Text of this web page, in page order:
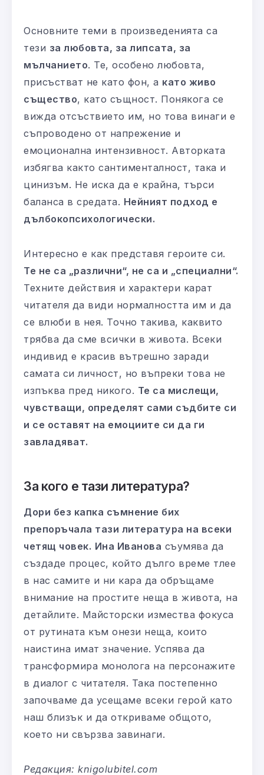
Основните теми в произведенията са
тези за любовта, за липсата, за
мълчанието. Те, особено любовта,
присъстват не като фон, а като живо
същество, като същност. Понякога се
вижда отсъствието им, но това винаги е
съпроводено от напрежение и
емоционална интензивност. Авторката
избягва както сантименталност, така и
цинизъм. Не иска да е крайна, търси
баланса в средата. Нейният подход е
дълбокопсихологически.
Интересно е как представя героите си.
Те не са „различни“, не са и „специални“.
Техните действия и характери карат
читателя да види нормалността им и да
се влюби в нея. Точно такива, каквито
трябва да сме всички в живота. Всеки
индивид е красив вътрешно заради
самата си личност, но въпреки това не
изпъква пред никого. Те са мислещи,
чувстващи, определят сами съдбите си
и се оставят на емоциите си да ги
завладяват.
За кого е тази литература?
Дори без капка съмнение бих
препоръчала тази литература на всеки
четящ човек. Ина Иванова съумява да
създаде процес, който дълго време тлее
в нас самите и ни кара да обръщаме
внимание на простите неща в живота, на
детайлите. Майсторски измества фокуса
от рутината към онези неща, които
наистина имат значение. Успява да
трансформира монолога на персонажите
в диалог с читателя. Така постепенно
започваме да усещаме всеки герой като
наш близък и да откриваме общото,
което ни свързва завинаги.
Редакция: knigolubitel.com